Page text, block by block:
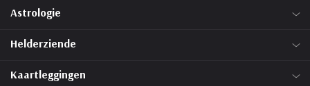
Astrologie
Helderziende
Kaartleggingen